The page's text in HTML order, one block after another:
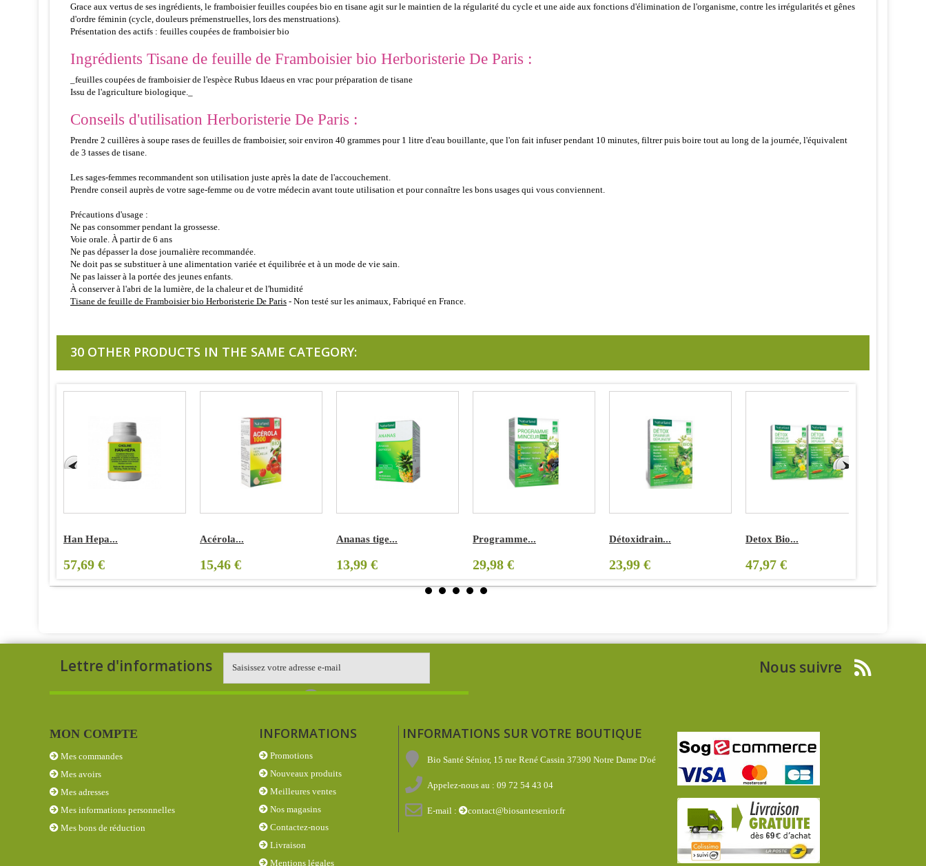
Grace aux vertus de ses ingrédients, le framboisier feuilles coupées bio en tisane agit sur le maintien de la régularité du cycle et une aide aux fonctions d'élimination de l'organisme, contre les irrégularités et gênes
d'ordre féminin (cycle, douleurs prémenstruelles, lors des menstruations).
Présentation des actifs : feuilles coupées de framboisier bio
Ingrédients Tisane de feuille de Framboisier bio Herboristerie De Paris :
_feuilles coupées de framboisier de l'espèce Rubus Idaeus en vrac pour préparation de tisane
Issu de l'agriculture biologique._
Conseils d'utilisation Herboristerie De Paris :
Prendre 2 cuillères à soupe rases de feuilles de framboisier, soir environ 40 grammes pour 1 litre d'eau bouillante, que l'on fait infuser pendant 10 minutes, filtrer puis boire tout au long de la journée, l'équivalent
de 3 tasses de tisane.
Les sages-femmes recommandent son utilisation juste après la date de l'accouchement.
Prendre conseil auprès de votre sage-femme ou de votre médecin avant toute utilisation et pour connaître les bons usages qui vous conviennent.
Précautions d'usage :
Ne pas consommer pendant la grossesse.
Voie orale. À partir de 6 ans
Ne pas dépasser la dose journalière recommandée.
Ne doit pas se substituer à une alimentation variée et équilibrée et à un mode de vie sain.
Ne pas laisser à la portée des jeunes enfants.
À conserver à l'abri de la lumière, de la chaleur et de l'humidité
Tisane de feuille de Framboisier bio Herboristerie De Paris - Non testé sur les animaux, Fabriqué en France.
30 OTHER PRODUCTS IN THE SAME CATEGORY:
Han Hepa...
57,69 €
Acérola...
15,46 €
Ananas tige...
13,99 €
Programme...
29,98 €
Détoxidrain...
23,99 €
Detox Bio...
47,97 €
Lettre d'informations Nous suivre
MON COMPTE
Mes commandes
Mes avoirs
Mes adresses
Mes informations personnelles
Mes bons de réduction
INFORMATIONS
Promotions
Nouveaux produits
Meilleures ventes
Nos magasins
Contactez-nous
Livraison
Mentions légales
INFORMATIONS SUR VOTRE BOUTIQUE
Bio Santé Sénior, 15 rue René Cassin 37390 Notre Dame D'oé
Appelez-nous au :09 72 54 43 04
E-mail : contact@biosantesenior.fr